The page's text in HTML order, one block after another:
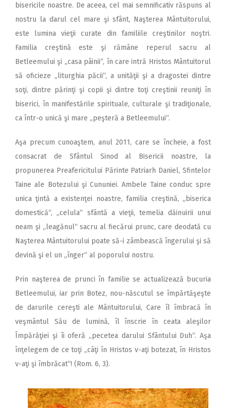
bisericile noastre. De aceea, cel mai semnificativ răspuns al
nostru la darul cel mare şi sfânt, Naşterea Mântuitorului,
este lumina vieţii curate din familiile creştinilor noştri.
Familia creştină este şi rămâne reperul sacru al
Betleemului şi ,,casa pâinii“, în care intră Hristos Mântuitorul
să oficieze ,,liturghia păcii“, a unităţii şi a dragostei dintre
soţi, dintre părinţi şi copii şi dintre toţi creştinii reuniţi în
biserici, în manifestările spirituale, culturale şi tradiţionale,
ca într-o unică şi mare ,,peşteră a Betleemului“.
Aşa precum cunoaştem, anul 2011, care se încheie, a fost
consacrat de Sfântul Sinod al Bisericii noastre, la
propunerea Preafericitului Părinte Patriarh Daniel, Sfintelor
Taine ale Botezului şi Cununiei. Ambele Taine conduc spre
unica ţintă a existenţei noastre, familia creştină, ,,biserica
domestică“, ,,celula“ sfântă a vieţii, temelia dăinuirii unui
neam şi ,,leagănul“ sacru al fiecărui prunc, care deodată cu
Naşterea Mântuitorului poate să-i zâmbească îngerului şi să
devină şi el un ,,înger“ al poporului nostru.
Prin naşterea de prunci în familie se actualizează bucuria
Betleemului, iar prin Botez, nou-născutul se împărtăşeşte
de darurile cereşti ale Mântuitorului, Care îl îmbracă în
veşmântul Său de lumină, îl înscrie în ceata aleşilor
Împărăţiei şi îi oferă ,,pecetea darului Sfântului Duh“. Aşa
înţelegem de ce toţi ,,câţi în Hristos v-aţi botezat, în Hristos
v-aţi şi îmbrăcat“! (Rom. 6, 3).